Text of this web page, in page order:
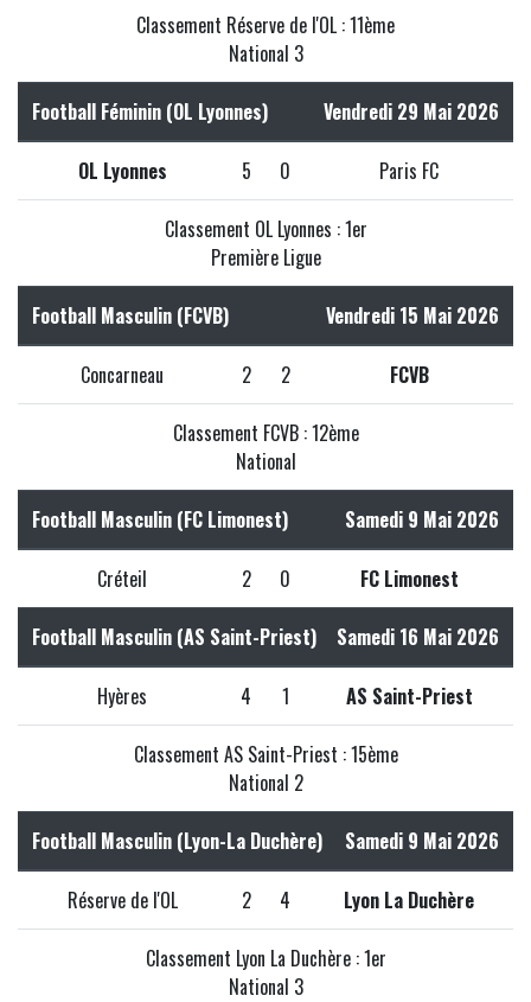
Classement Réserve de l'OL : 11ème
National 3
Football Féminin (OL Lyonnes) Vendredi 29 Mai 2026
OL Lyonnes 5 0 Paris FC
Classement OL Lyonnes : 1er
Première Ligue
Football Masculin (FCVB) Vendredi 15 Mai 2026
Concarneau 2 2 FCVB
Classement FCVB : 12ème
National
Football Masculin (FC Limonest) Samedi 9 Mai 2026
Créteil 2 0 FC Limonest
Football Masculin (AS Saint-Priest) Samedi 16 Mai 2026
Hyères 4 1 AS Saint-Priest
Classement AS Saint-Priest : 15ème
National 2
Football Masculin (Lyon-La Duchère) Samedi 9 Mai 2026
Réserve de l'OL 2 4 Lyon La Duchère
Classement Lyon La Duchère : 1er
National 3